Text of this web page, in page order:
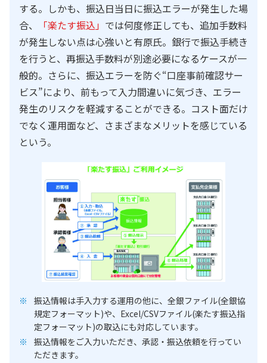
する。しかも、振込日当日に振込エラーが発生した場
合、
「楽たす振込」 では何度修正しても、追加手数料
が発生しない点は心強いと有原氏。銀行で振込手続き
を行うと、再振込手数料が別途必要になるケースが一
般的。さらに、振込エラーを防ぐ“口座事前確認サー
ビス”により、前もって入力間違いに気づき、エラー
発生のリスクを軽減することができる。コスト面だけ
でなく運用面など、さまざまなメリットを感じている
という。
振込情報は手入力する運用の他に、全銀ファイル(全銀協
規定フォーマット)や、Excel/CSVファイル(楽たす振込指
定フォーマット)の取込にも対応しています。
振込情報をご入力いただき、承認・振込依頼を行ってい
ただきます。